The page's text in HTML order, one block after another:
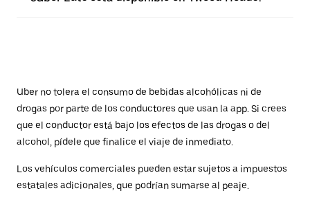
Uber no tolera el consumo de bebidas alcohólicas ni de
drogas por parte de los conductores que usan la app. Si crees
que el conductor está bajo los efectos de las drogas o del
alcohol, pídele que finalice el viaje de inmediato.
Los vehículos comerciales pueden estar sujetos a impuestos
estatales adicionales, que podrían sumarse al peaje.